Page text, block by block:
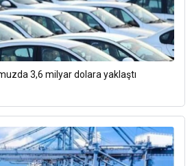
3,6 milyar dolara yaklaştı